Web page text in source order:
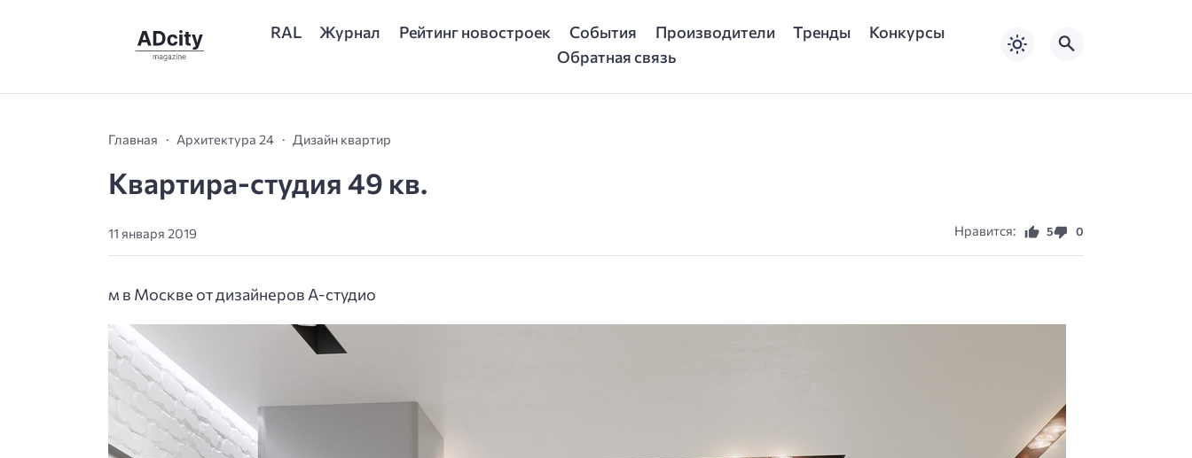
RAL Журнал Рейтинг новостроек События Производители Тренды
Конкурсы
Обратная связь
Главная Архитектура 24 Дизайн квартир
Квартира-студия 49 кв.
11 января 2019 Нравится: 5 0
м в Москве от дизайнеров А-студио